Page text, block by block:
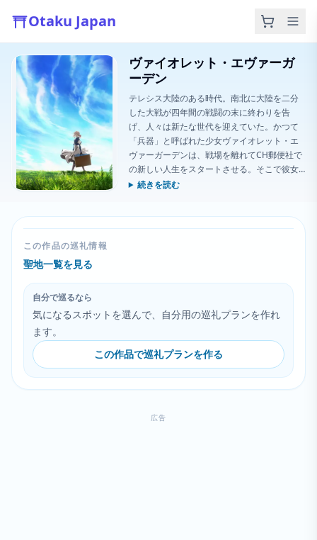
Otaku Japan
ヴァイオレット・エヴァーガ
ーデン
テレシス大陸のある時代。南北に大陸を二分
した大戦が四年間の戦闘の末に終わりを告
げ、人々は新たな世代を迎えていた。かつて
「兵器」と呼ばれた少女ヴァイオレット・エ
ヴァーガーデンは、戦場を離れてCH郵便社で
の新しい人生をスタートさせる。そこで彼女
は、人々の想いを受け取り言葉に変える「自
め、
続きを読む
この作品の巡礼情報
聖地一覧を見る
自分で巡るなら
気になるスポットを選んで、自分用の巡礼プランを作れ
ます。
この作品で巡礼プランを作る
広告